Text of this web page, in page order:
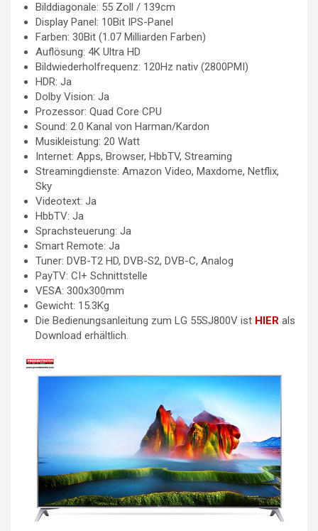
Bilddiagonale: 55 Zoll / 139cm
Display Panel: 10Bit IPS-Panel
Farben: 30Bit (1.07 Milliarden Farben)
Auflösung: 4K Ultra HD
Bildwiederholfrequenz: 120Hz nativ (2800PMI)
HDR: Ja
Dolby Vision: Ja
Prozessor: Quad Core CPU
Sound: 2.0 Kanal von Harman/Kardon
Musikleistung: 20 Watt
Internet: Apps, Browser, HbbTV, Streaming
Streamingdienste: Amazon Video, Maxdome, Netflix,
Sky
Videotext: Ja
HbbTV: Ja
Sprachsteuerung: Ja
Smart Remote: Ja
Tuner: DVB-T2 HD, DVB-S2, DVB-C, Analog
PayTV: CI+ Schnittstelle
VESA: 300x300mm
Gewicht: 15.3Kg
Die Bedienungsanleitung zum LG 55SJ800V ist HIER als
Download erhältlich.